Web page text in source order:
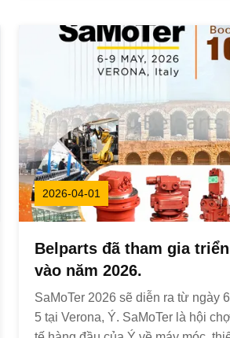
đường hầm ầm ĩ và quay,một lõi
thể thiếu đ...
2026-04-01
Belparts đã tham gia
vào năm 2026.
SaMoTer 2026 sẽ diễn ra từ ngày
5 tại Verona, Ý. SaMoTer là hội